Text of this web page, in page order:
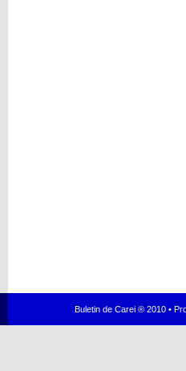
Buletin de Carei ® 2010 •